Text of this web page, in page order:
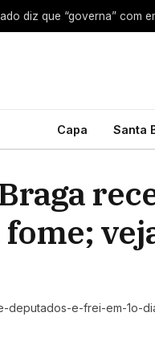
diz que “governa” com
Capa Santa